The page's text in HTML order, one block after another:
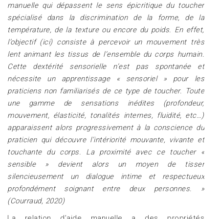
manuelle qui dépassent le sens épicritique du toucher
spécialisé dans la discrimination de la forme, de la
température, de la texture ou encore du poids. En effet,
l’objectif (ici) consiste à percevoir un mouvement très
lent animant les tissus de l’ensemble du corps humain.
Cette dextérité sensorielle n’est pas spontanée et
nécessite un apprentissage « sensoriel » pour les
praticiens non familiarisés de ce type de toucher. Toute
une gamme de sensations inédites (profondeur,
mouvement, élasticité, tonalités internes, fluidité, etc…)
apparaissent alors progressivement à la conscience du
praticien qui découvre l’intériorité mouvante, vivante et
touchante du corps. La proximité avec ce toucher «
sensible » devient alors un moyen de tisser
silencieusement un dialogue intime et respectueux
profondément soignant entre deux personnes. »
(Courraud, 2020)